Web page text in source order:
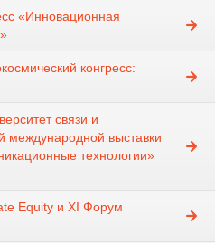
«Инновационная
конгресс:
связи и
международной выставки
технологии»
Equity и XI Форум